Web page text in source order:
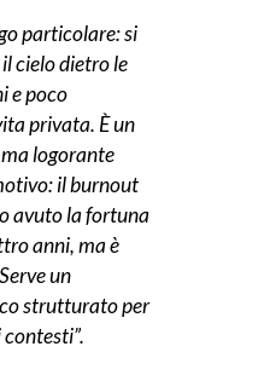
particolare: si
cielo dietro le
e poco
privata. È un
logorante
il burnout
avuto la fortuna
anni, ma è
un
strutturato per